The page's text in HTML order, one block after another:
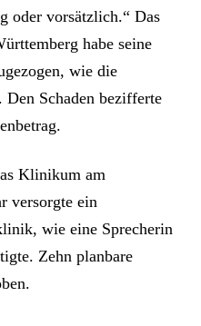
oder vorsätzlich.“ Das
habe seine
wie die
Schaden bezifferte
Klinikum am
versorgte ein
wie eine Sprecherin
Zehn planbare